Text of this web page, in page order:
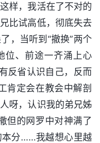
样，我活在了不对的
比试高低，彻底失去
，当听到“撤换”两个
位、前途一齐涌上心
反省认识自己，反而
肯定会在教会中解剖
呀，认识我的弟兄姊
但的网罗中对神满了
本分……我越想心里越